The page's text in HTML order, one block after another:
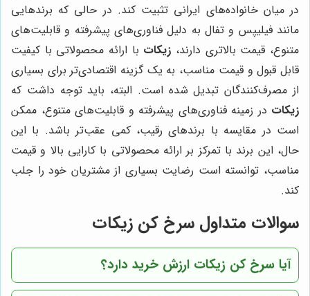
در میان خانواده‌های ایرانی تثبیت کند. در حالی که برندهایی
مانند فیلیپس و تفال به دلیل فناوری‌های پیشرفته و قابلیت‌های
متنوع، قیمت بالاتری دارند، زیکات با ارائه محصولاتی با کیفیت
قابل قبول و قیمت مناسب، به یک گزینه اقتصادی‌تر برای بسیاری
از مصرف‌کنندگان تبدیل شده است. البته، باید توجه داشت که
زیکات در زمینه فناوری‌های پیشرفته و قابلیت‌های متنوع، ممکن
است در مقایسه با برندهای رقیب، کمی عقب‌تر باشد. با این
حال، این برند با تمرکز بر ارائه محصولاتی با کارایی بالا و قیمت
مناسب، توانسته است رضایت بسیاری از مشتریان خود را جلب
کند.
سوالات متداول سرخ کن زیکات
آیا سرخ کن زیکات ارزش خرید دارد؟